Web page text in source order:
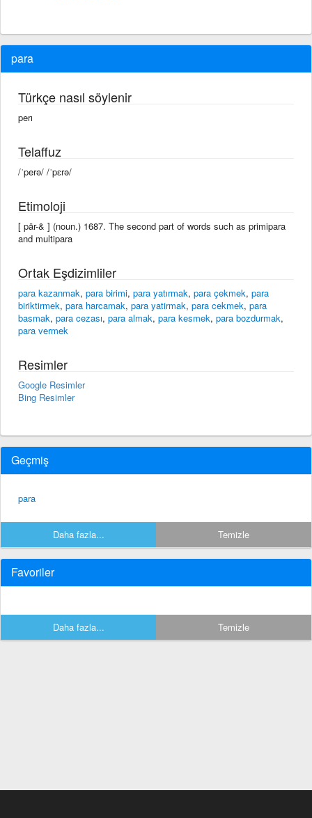
para
Türkçe nasıl söylenir
perı
Telaffuz
/ˈperə/ /ˈpɛrə/
Etimoloji
[ pär-& ] (noun.) 1687. The second part of words such as primipara
and multipara
Ortak Eşdizimliler
para kazanmak, para birimi, para yatırmak, para çekmek, para
biriktirmek, para harcamak, para yatirmak, para cekmek, para
basmak, para cezası, para almak, para kesmek, para bozdurmak,
para vermek
Resimler
Google Resimler
Bing Resimler
Geçmiş
para
Daha fazla... Temizle
Favoriler
Daha fazla... Temizle